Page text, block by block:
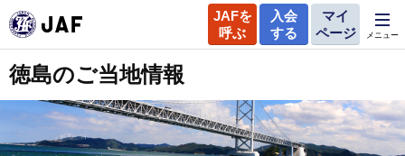
JAFを
呼ぶ
入会
する
マイ
ページ
メニュー
徳島のご当地情報